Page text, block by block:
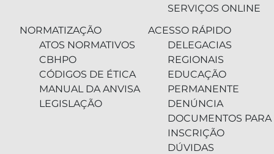
SERVIÇOS ONLINE
NORMATIZAÇÃO
ATOS NORMATIVOS
CBHPO
CÓDIGOS DE ÉTICA
MANUAL DA ANVISA
LEGISLAÇÃO
ACESSO RÁPIDO
DELEGACIAS
REGIONAIS
EDUCAÇÃO
PERMANENTE
DENÚNCIA
DOCUMENTOS PARA
INSCRIÇÃO
DÚVIDAS